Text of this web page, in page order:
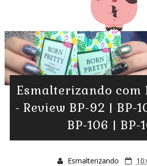
Esmalterizando com
- Review BP-92 | BP-
BP-106 | BP-
Esmalterizando